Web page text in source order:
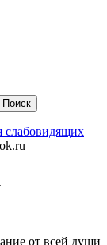
Поиск
слабовидящих
от всей души